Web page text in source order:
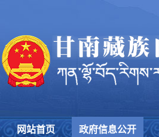
网站首页 政府信息公开